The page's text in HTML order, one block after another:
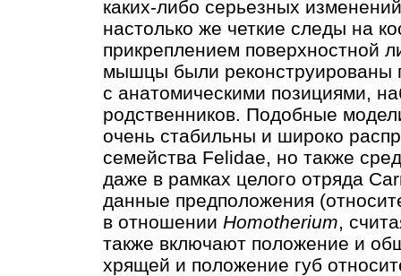
каких-либо серьезных
настолько же четкие следы на
прикреплением поверхностной
мышцы были реконструированы
с анатомическими позициями,
родственников. Подобные
очень стабильны и широко
семейства Felidae, но также
даже в рамках целого отряда
данные предположения
в отношении Homotherium ,
также включают положение и
хрящей и положение губ